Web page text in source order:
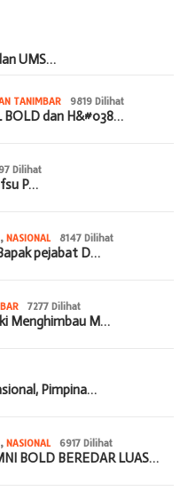
UMS…
TANIMBAR 9819 Dilihat
BOLD dan H&#038…
Dilihat
P…
, NASIONAL 8147 Dilihat
pejabat D…
7277 Dilihat
Menghimbau M…
Pimpina…
, NASIONAL 6917 Dilihat
BOLD BEREDAR LUAS…